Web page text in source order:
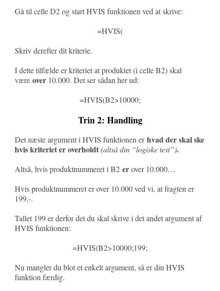
Gå til celle D2 og start HVIS funktionen ved at skrive:
=HVIS(
Skriv derefter dit kriterie.
I dette tilfælde er kriteriet at produktet (i celle B2) skal
være over 10.000. Det ser sådan her ud:
=HVIS(B2>10000;
Trin 2: Handling
Det næste argument i HVIS funktionen erhvad der skal ske
hvis kriteriet er overholdt(altså din “logiske test”).
Altså, hvis produktnummeret i B2 erover 10.000…
Hvis produktnummeret er over 10.000 ved vi, at fragten er
199,-.
Tallet 199 er derfor det du skal skrive i det andet argument af
HVIS funktionen:
=HVIS(B2>10000;199;
Nu mangler du blot et enkelt argument, så er din HVIS
funktion færdig.